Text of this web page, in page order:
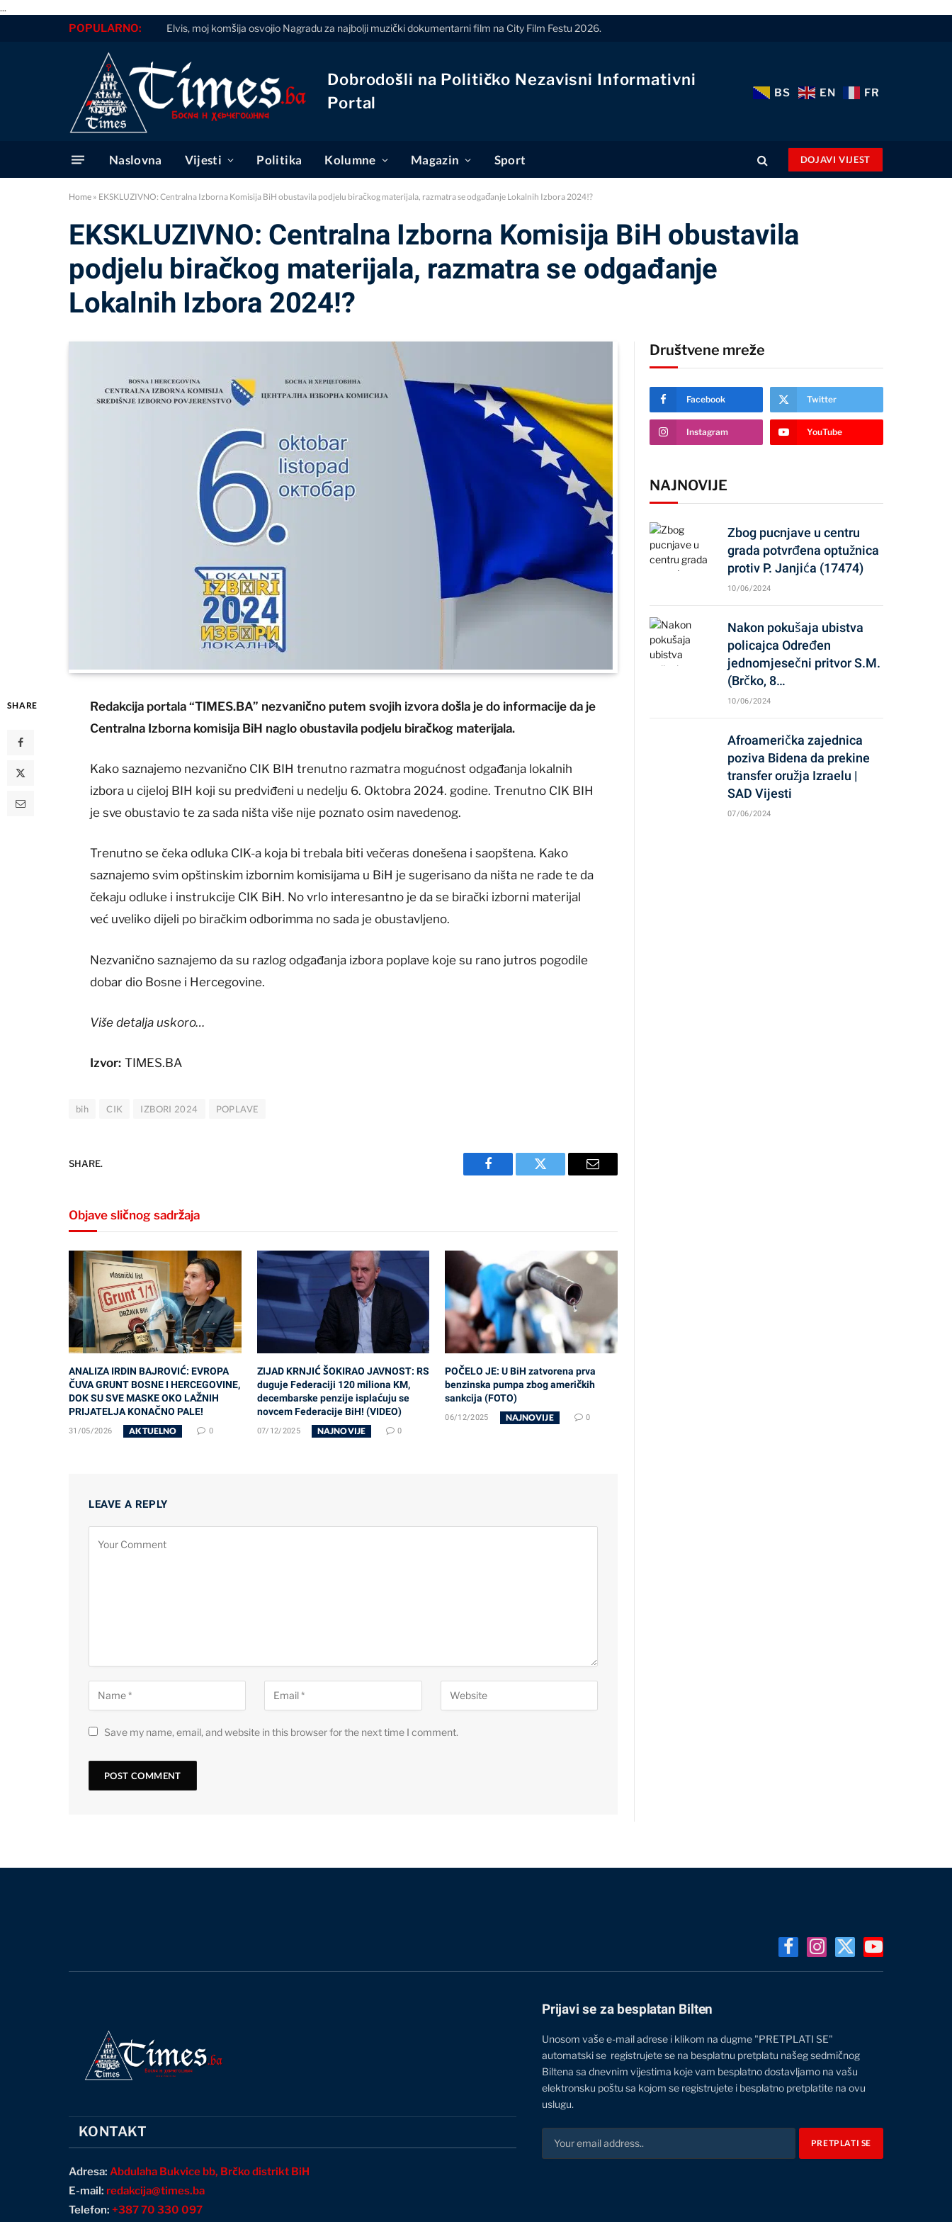
...
POPULARNO: Elvis, moj komšija osvojio Nagradu za najbolji muzički dokumentarni film na City Film Festu 2026.
Dobrodošli na Političko Nezavisni Informativni
Portal
BS EN FR
Naslovna Vijesti Politika Kolumne Magazin Sport DOJAVI VIJEST
Home » EKSKLUZIVNO: Centralna Izborna Komisija BiH obustavila podjelu biračkog materijala, razmatra se odgađanje Lokalnih Izbora 2024!?
EKSKLUZIVNO: Centralna Izborna Komisija BiH obustavila
podjelu biračkog materijala, razmatra se odgađanje
Lokalnih Izbora 2024!?
SHARE
Redakcija portala “TIMES.BA” nezvanično putem svojih izvora došla je do informacije da je
Centralna Izborna komisija BiH naglo obustavila podjelu biračkog materijala.
Kako saznajemo nezvanično CIK BIH trenutno razmatra mogućnost odgađanja lokalnih
izbora u cijeloj BIH koji su predviđeni u nedelju 6. Oktobra 2024. godine. Trenutno CIK BIH
je sve obustavio te za sada ništa više nije poznato osim navedenog.
Trenutno se čeka odluka CIK-a koja bi trebala biti večeras donešena i saopštena. Kako
saznajemo svim opštinskim izbornim komisijama u BiH je sugerisano da ništa ne rade te da
čekaju odluke i instrukcije CIK BiH. No vrlo interesantno je da se birački izborni materijal
već uveliko dijeli po biračkim odborimma no sada je obustavljeno.
Nezvanično saznajemo da su razlog odgađanja izbora poplave koje su rano jutros pogodile
dobar dio Bosne i Hercegovine.
Više detalja uskoro…
Izvor: TIMES.BA
bih CIK IZBORI 2024 POPLAVE
SHARE.
Facebook Twitter Email
Objave sličnog sadržaja
ANALIZA IRDIN BAJROVIĆ: EVROPA
ČUVA GRUNT BOSNE I HERCEGOVINE,
DOK SU SVE MASKE OKO LAŽNIH
PRIJATELJA KONAČNO PALE!
31/05/2026 AKTUELNO 0
ZIJAD KRNJIĆ ŠOKIRAO JAVNOST: RS
duguje Federaciji 120 miliona KM,
decembarske penzije isplaćuju se
novcem Federacije BiH! (VIDEO)
07/12/2025 NAJNOVIJE 0
POČELO JE: U BiH zatvorena prva
benzinska pumpa zbog američkih
sankcija (FOTO)
06/12/2025 NAJNOVIJE 0
LEAVE A REPLY
Save my name, email, and website in this browser for the next time I comment.
Društvene mreže
Facebook Twitter
Instagram YouTube
NAJNOVIJE
Zbog pucnjave u centru
grada potvrđena optužnica
protiv P. Janjića (17474)
10/06/2024
Nakon pokušaja ubistva
policajca Određen
jednomjesečni pritvor S.M.
(Brčko, 8…
10/06/2024
Afroamerička zajednica
poziva Bidena da prekine
transfer oružja Izraelu |
SAD Vijesti
07/06/2024
FacebookInstagram
X
YouTube
KONTAKT
Adresa: Abdulaha Bukvice bb, Brčko distrikt BiH
E-mail: redakcija@times.ba
Telefon: +387 70 330 097
Prijavi se za besplatan Bilten
Unosom vaše e-mail adrese i klikom na dugme "PRETPLATI SE"
automatski se registrujete se na besplatnu pretplatu našeg sedmičnog
Biltena sa dnevnim vijestima koje vam besplatno dostavljamo na vašu
elektronsku poštu sa kojom se registrujete i besplatno pretplatite na ovu
uslugu.